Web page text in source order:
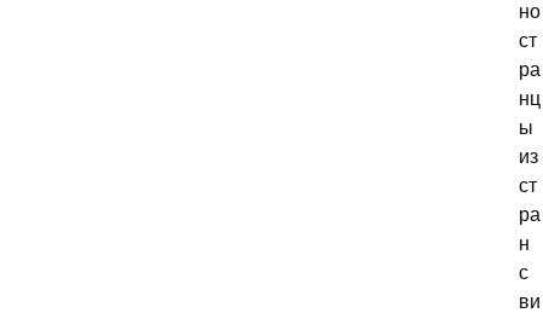
но
ст
ра
нц
ы
из
ст
ра
н
с
ви